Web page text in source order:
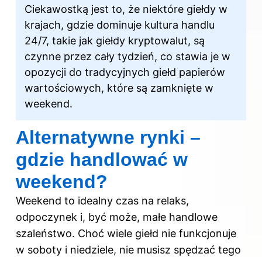
Ciekawostką jest to, że niektóre giełdy w
krajach, gdzie dominuje kultura handlu
24/7, takie jak giełdy kryptowalut, są
czynne przez cały tydzień, co stawia je w
opozycji do tradycyjnych giełd papierów
wartościowych, które są zamknięte w
weekend.
Alternatywne rynki –
gdzie handlować w
weekend?
Weekend to idealny czas na relaks,
odpoczynek i, być może, małe handlowe
szaleństwo. Choć wiele giełd nie funkcjonuje
w soboty i niedziele, nie musisz spędzać tego